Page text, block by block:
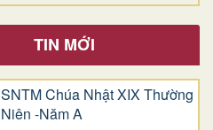
TIN MỚI
SNTM Chúa Nhật XIX Thường
Niên -Năm A